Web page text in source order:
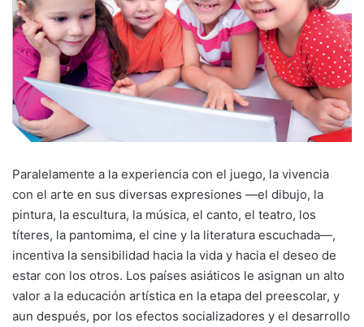
Paralelamente a la experiencia con el juego, la vivencia
con el arte en sus diversas expresiones —el dibujo, la
pintura, la escultura, la música, el canto, el teatro, los
títeres, la pantomima, el cine y la literatura escuchada—,
incentiva la sensibilidad hacia la vida y hacia el deseo de
estar con los otros. Los países asiáticos le asignan un alto
valor a la educación artística en la etapa del preescolar, y
aun después, por los efectos socializadores y el desarrollo